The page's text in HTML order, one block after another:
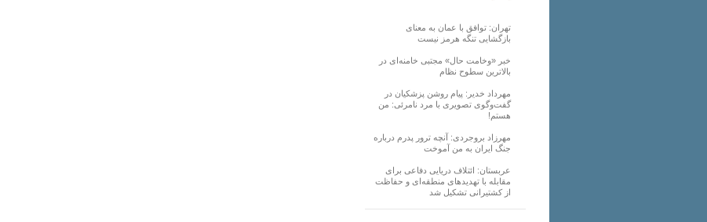
تهران: توافق با عمان به معنای
بازگشایی تنگه هرمز نیست
خبر «وخامت حال» مجتبی خامنه‌ای در
بالاترین سطوح نظام
مهرداد خدیر: پیام روشن پزشکیان در
گفت‌و‌گوی تصویری با مرد نامرئی: من
هستم!
مهرزاد بروجردی: آنچه ترور پدرم درباره
جنگ ایران به من آموخت
عربستان: ائتلاف دریایی دفاعی برای
مقابله با تهدیدهای منطقه‌ای و حفاظت
از کشتیرانی تشکیل شد